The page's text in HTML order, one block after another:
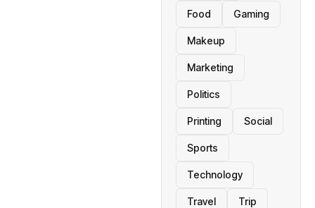
Food Gaming
Makeup
Marketing
Politics
Printing Social
Sports
Technology
Travel Trip